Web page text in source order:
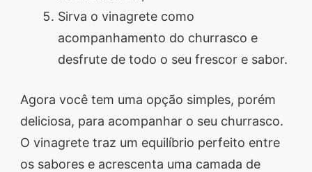
Sirva o vinagrete como
acompanhamento do churrasco e
desfrute de todo o seu frescor e sabor.
Agora você tem uma opção simples, porém
deliciosa, para acompanhar o seu churrasco.
O vinagrete traz um equilíbrio perfeito entre
os sabores e acrescenta uma camada de